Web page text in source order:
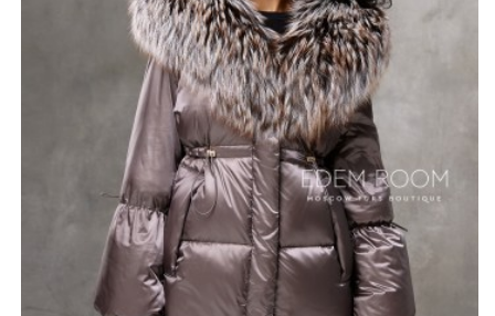
общий образ. Пуховик представлен в нежном цвете
мокко, который легко комбинируется с различными
стилями одежды и подходит для любой ситуации — от
прогулок по городу до выходов на различные
Утеплитель из гусиного пуха создает невероятное
чувство уюта и тепла. Женское пуховое пальто не
только дарит комфорт, но и становится подлинным
акцентом вашего гардероба, отражая
индивидуальность и вкус своей обладательницы.
*описание несет информационный характер, состав и